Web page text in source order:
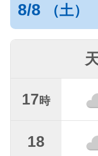
8/8 （土）
17時
18